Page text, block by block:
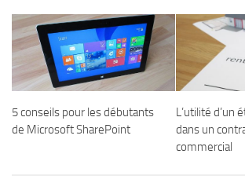
5 conseils pour les débutants
de Microsoft SharePoint
L’utilité d’un
dans un
commercial